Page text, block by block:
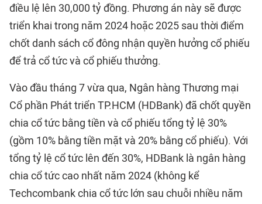
điều lệ lên 30,000 tỷ đồng. Phương án này sẽ được
triển khai trong năm 2024 hoặc 2025 sau thời điểm
chốt danh sách cổ đông nhận quyền hưởng cổ phiếu
để trả cổ tức và cổ phiếu thưởng.
Vào đầu tháng 7 vừa qua, Ngân hàng Thương mại
Cổ phần Phát triển TP.HCM (HDBank) đã chốt quyền
chia cổ tức bằng tiền và cổ phiếu tổng tỷ lệ 30%
(gồm 10% bằng tiền mặt và 20% bằng cổ phiếu). Với
tổng tỷ lệ cổ tức lên đến 30%, HDBank là ngân hàng
chia cổ tức cao nhất năm 2024 (không kể
Techcombank chia cổ tức lớn sau chuỗi nhiều năm